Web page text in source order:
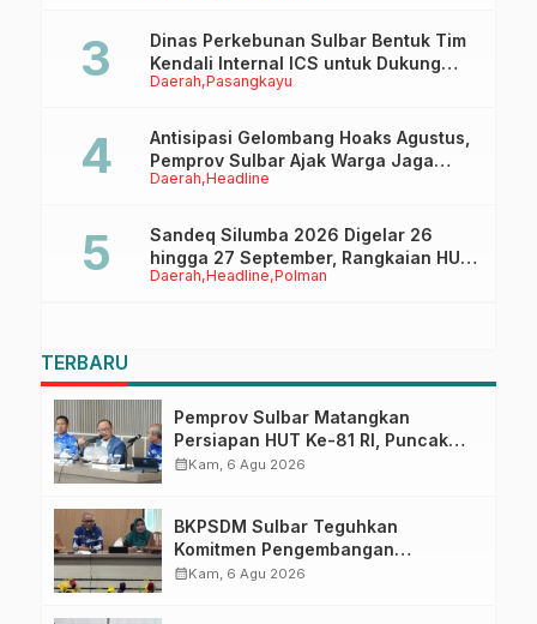
Daerah Pasangkayu
Dinas Perkebunan Sulbar Bentuk Tim
Kendali Internal ICS untuk Dukung
Sertifikasi ISPO Pekebun di
Daerah Headline
Antisipasi Gelombang Hoaks Agustus,
Pemprov Sulbar Ajak Warga Jaga
Ruang Digital
Daerah Headline Polman
Sandeq Silumba 2026 Digelar 26
hingga 27 September, Rangkaian HUT
Sulbar
TERBARU
Pemprov Sulbar Matangkan
Persiapan HUT Ke-81 RI, Puncak
Upacara di Lapangan Ahmad
calendar_monthKam, 6 Agu 2026
BKPSDM Sulbar Teguhkan
Komitmen Pengembangan
Kompetensi ASN melalui
calendar_monthKam, 6 Agu 2026